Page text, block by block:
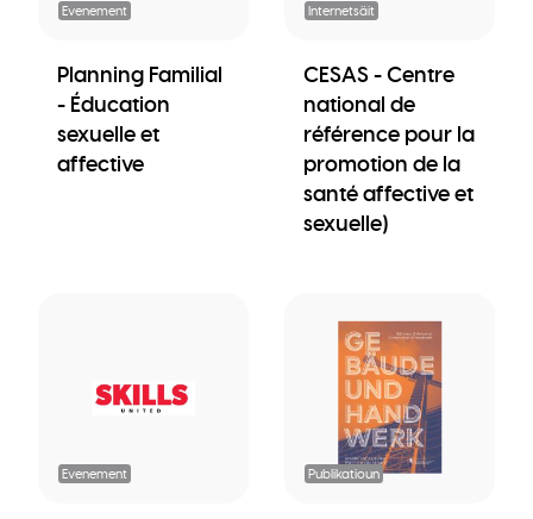
Evenement
Planning Familial
- Éducation
sexuelle et
affective
Internetsäit
CESAS - Centre
national de
référence pour la
promotion de la
santé affective et
sexuelle)
Evenement Publikatioun